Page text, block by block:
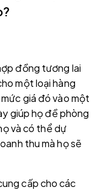
đồng tương lai
một loại hàng
giá đó vào một
giúp họ đề phòng
và có thể dự
thu mà họ sẽ
cấp cho các